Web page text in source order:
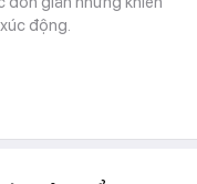
động.